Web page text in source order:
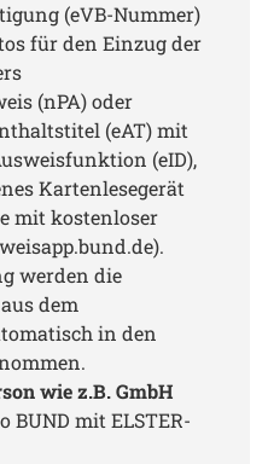
(eVB-Nummer)
für den Einzug der
(nPA) oder
(eAT) mit
(eID),
Kartenlesegerät
mit kostenloser
werden die
dem
in den
wie z.B. GmbH
mit ELSTER-